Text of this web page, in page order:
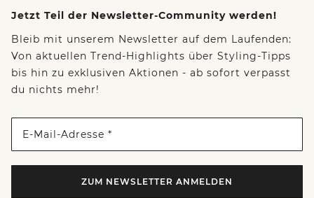
Jetzt Teil der Newsletter-Community werden!
Bleib mit unserem Newsletter auf dem Laufenden:
Von aktuellen Trend-Highlights über Styling-Tipps
bis hin zu exklusiven Aktionen - ab sofort verpasst
du nichts mehr!
E-Mail-Adresse *
ZUM NEWSLETTER ANMELDEN